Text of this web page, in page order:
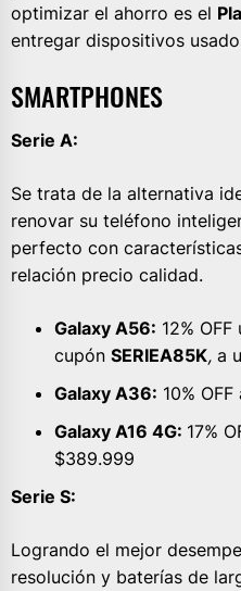
optimizar el ahorro es el
entregar dispositivos
SMARTPHONES
Serie A:
Se trata de la alternativa
renovar su teléfono
perfecto con
relación precio calidad.
Galaxy A56: 12%
cupón SERIEA85K, a
Galaxy A36: 10%
Galaxy A16 4G: 17%
$389.999
Serie S:
Logrando el mejor
resolución y baterías de